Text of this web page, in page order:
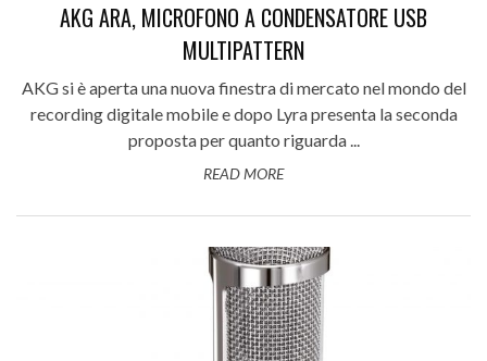
AKG ARA, MICROFONO A CONDENSATORE USB
MULTIPATTERN
AKG si è aperta una nuova finestra di mercato nel mondo del
recording digitale mobile e dopo Lyra presenta la seconda
proposta per quanto riguarda ...
READ MORE